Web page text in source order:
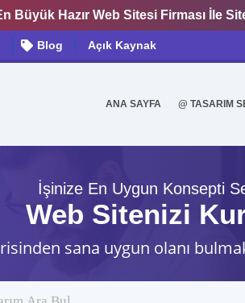
Büyük Hazır Web Sitesi Firması İle
Blog Açık Kaynak
ANA SAYFA @ TASARIM
İşinize En Uygun Konsepti
Web Sitenizi
sana uygun olanı